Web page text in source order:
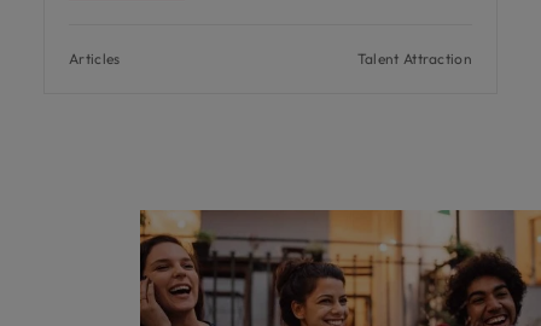
Articles Talent Attraction